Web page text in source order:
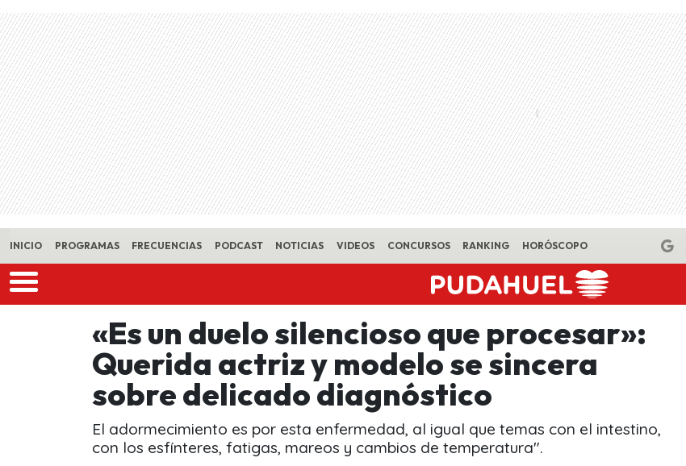
Skip to main content
INICIO PROGRAMAS FRECUENCIAS PODCAST NOTICIAS VIDEOS CONCURSOS RANKING HORÓSCOPO
«Es un duelo silencioso que procesar»:
Querida actriz y modelo se sincera
sobre delicado diagnóstico
El adormecimiento es por esta enfermedad, al igual que temas con el intestino,
con los esfínteres, fatigas, mareos y cambios de temperatura".